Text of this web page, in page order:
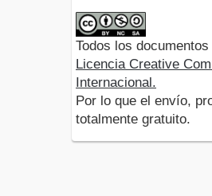
Todos los
Licencia Creative
Internacional.
Por lo que el envío,
totalmente gratuito.